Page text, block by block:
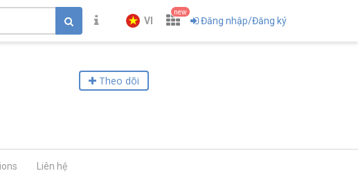
VI
new
Đăng nhập/Đăng ký
Theo dõi
Liên hệ